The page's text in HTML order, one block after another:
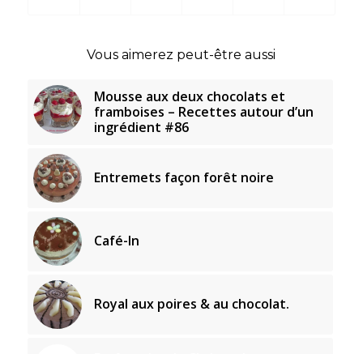
Vous aimerez peut-être aussi
Mousse aux deux chocolats et
framboises – Recettes autour d’un
ingrédient #86
Entremets façon forêt noire
Café-In
Royal aux poires & au chocolat.